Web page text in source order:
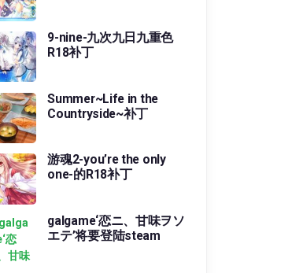
9-nine-九次九日九重色
R18补丁
Summer~Life in the
Countryside~补丁
游魂2-you’re the only
one-的R18补丁
galgame‘恋ニ、甘味ヲソ
エテ’将要登陆steam